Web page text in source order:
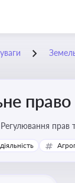
право
Регулювання прав
прав власників,